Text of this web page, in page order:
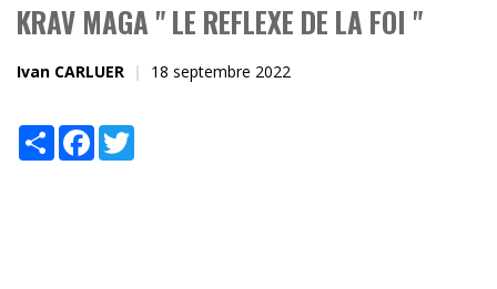
KRAV MAGA " LE REFLEXE DE LA FOI "
Ivan CARLUER 18 septembre 2022
ShareFacebook